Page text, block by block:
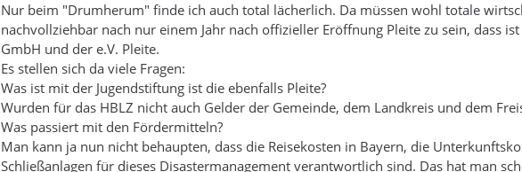
Nur beim "Drumherum" finde ich auch total lächerlich. Da müssen wohl totale
nachvollziehbar nach nur einem Jahr nach offizieller Eröffnung Pleite zu sein, dass
GmbH und der e.V. Pleite.
Es stellen sich da viele Fragen:
Was ist mit der Jugendstiftung ist die ebenfalls Pleite?
Wurden für das HBLZ nicht auch Gelder der Gemeinde, dem Landkreis und dem
Was passiert mit den Fördermitteln?
Man kann ja nun nicht behaupten, dass die Reisekosten in Bayern, die
Schließanlagen für dieses Disastermanagement verantwortlich sind. Das hat man